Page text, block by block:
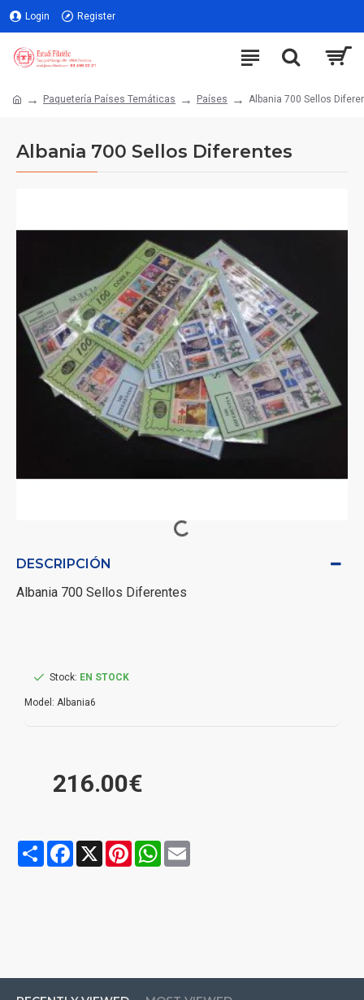
Login Register
Paquetería Países Temáticas Países Albania 700 Sellos
Albania 700 Sellos Diferentes
DESCRIPCIÓN
Albania 700 Sellos Diferentes
216.00€
Stock: EN STOCK
Model: Albania6
Share Facebook
X PinterestWhatsApp